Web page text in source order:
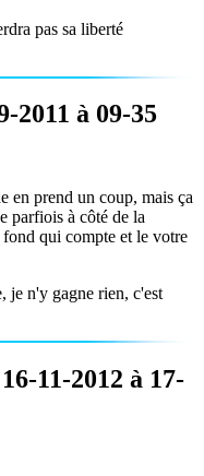
pas sa liberté
2011 à 09-35
en prend un coup, mais ça
parfiois à côté de la
qui compte et le votre
je n'y gagne rien, c'est
11-2012 à 17-